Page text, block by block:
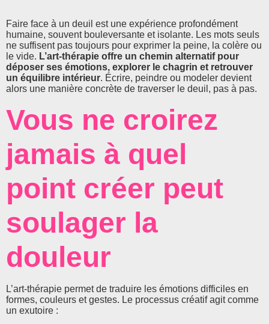
Faire face à un deuil est une expérience profondément
humaine, souvent bouleversante et isolante. Les mots seuls
ne suffisent pas toujours pour exprimer la peine, la colère ou
le vide. L’art-thérapie offre un chemin alternatif pour
déposer ses émotions, explorer le chagrin et retrouver
un équilibre intérieur. Écrire, peindre ou modeler devient
alors une manière concrète de traverser le deuil, pas à pas.
Vous ne croirez
jamais à quel
point créer peut
soulager la
douleur
L’art-thérapie permet de traduire les émotions difficiles en
formes, couleurs et gestes. Le processus créatif agit comme
un exutoire :